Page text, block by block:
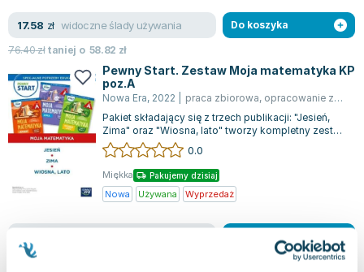
17.58 zł widoczne ślady używania
76.40złtaniej o 58.82 zł
Do koszyka
Pewny Start. Zestaw Moja matematyka KP
poz.A
Nowa Era, 2022 praca zbiorowa, opracowanie zbiorowe
Pakiet składający się z trzech publikacji: "Jesień,
Zima" oraz "Wiosna, lato" tworzy kompletny zestaw
kart pracy, który doskonale...
0.0
Miękka Pakujemy dzisiaj
Nowa Używana Wyprzedaż
240.82